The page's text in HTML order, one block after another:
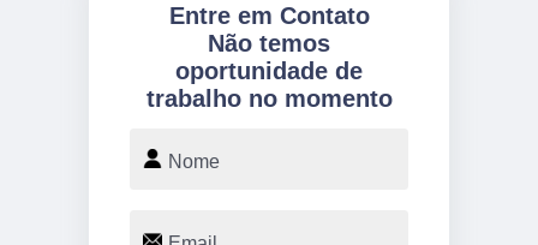
Entre em Contato
Não temos
oportunidade de
trabalho no momento